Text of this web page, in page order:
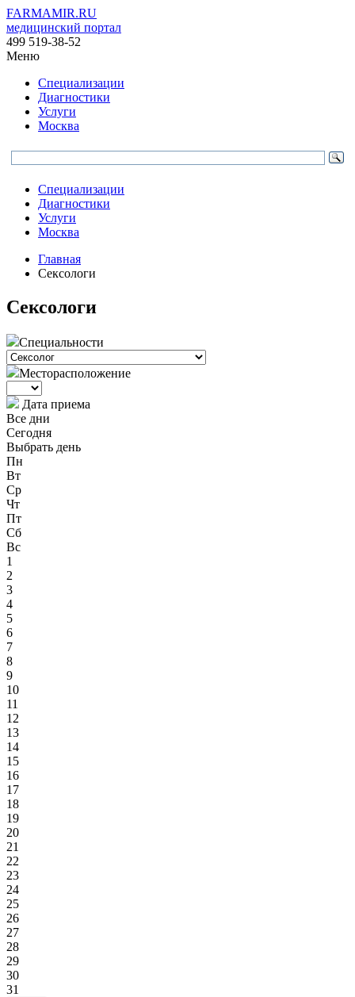
FARMAMIR.RU
медицинский портал
499 519-38-52
Меню
Специализации
Диагностики
Услуги
Москва
Специализации
Диагностики
Услуги
Москва
Главная
Сексологи
Сексологи
Специальности
Месторасположение
Дата приема
Все дни
Сегодня
Выбрать день
Пн
Вт
Ср
Чт
Пт
Сб
Вс
1
2
3
4
5
6
7
8
9
10
11
12
13
14
15
16
17
18
19
20
21
22
23
24
25
26
27
28
29
30
31